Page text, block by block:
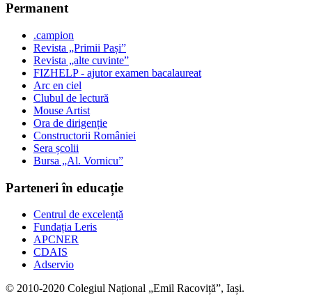
Permanent
.campion
Revista „Primii Pași”
Revista „alte cuvinte”
FIZHELP - ajutor examen bacalaureat
Arc en ciel
Clubul de lectură
Mouse Artist
Ora de dirigenție
Constructorii României
Sera școlii
Bursa „Al. Vornicu”
Parteneri în educație
Centrul de excelență
Fundația Leris
APCNER
CDAIS
Adservio
© 2010-2020 Colegiul Național „Emil Racoviță”, Iași.